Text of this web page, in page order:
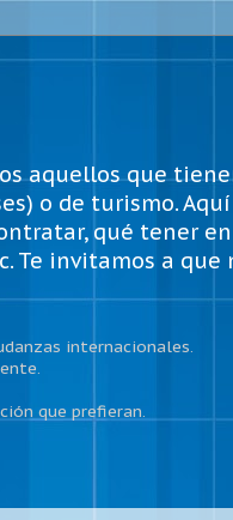
aquellos que
o de turismo.
qué tener
invitamos a que
internacionales.
que prefieran.